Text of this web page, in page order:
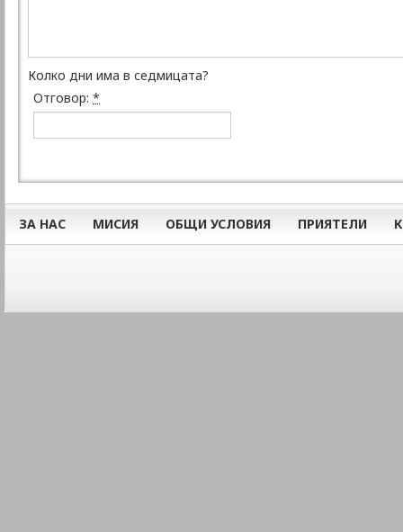
Колко дни има в седмицата?
Отговор: *
ЗА НАС МИСИЯ ОБЩИ УСЛОВИЯ ПРИЯТЕЛИ